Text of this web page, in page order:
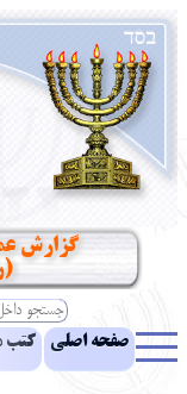
گزارش
صفحه اصلی کتب